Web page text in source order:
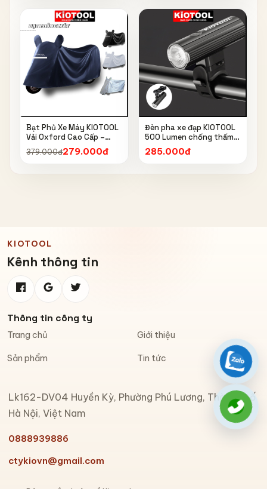
Bạt Phủ Xe Máy KIOTOOL
Vải Oxford Cao Cấp –
Chống Nắng, Chống Mưa,
Chống Bụi, Chống Tia UV,
379.000đ279.000đ
Đèn pha xe đạp KIOTOOL
500 Lumen chống thấm
nước IPX6 6603
285.000đ
KIOTOOL
Kênh thông tin
Thông tin công ty
Trang chủ Giới thiệu
Sản phẩm Tin tức
Lk162-DV04 Huyền Kỳ, Phường Phú Lương, Thành phố
Hà Nội, Việt Nam
0888939886
ctykiovn@gmail.com
Zalo
Gọi